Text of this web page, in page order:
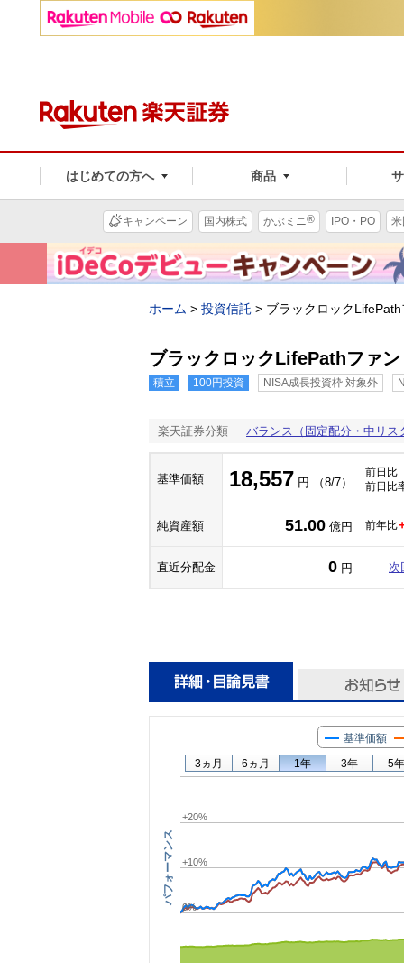
はじめての方へ 商品
キャンペーン 国内株式 かぶミニ® IPO・PO
ホーム > 投資信託 > ブラックロック
ブラックロックLifePathファン
積立 100円投資 NISA成長投資枠 対象外
楽天証券分類 バランス（固定配分・中リス
基準価額 18,557 円 （8/7）
前日比
前日比
純資産額 51.00 億円 前年比
直近分配金 0 円 次
パフォーマンス
基準価額
0%
+10%
+20%
3ヵ月 6ヵ月 1年 3年 5年